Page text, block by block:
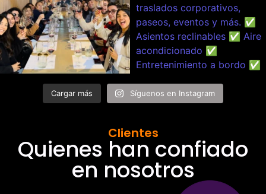
Cargar más Síguenos en Instagram
Clientes
Quienes han confiado
en nosotros